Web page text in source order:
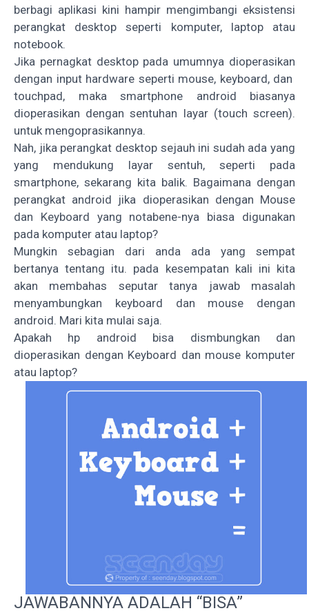
berbagi aplikasi kini hampir mengimbangi eksistensi
perangkat desktop seperti komputer, laptop atau
notebook.
Jika pernagkat desktop pada umumnya dioperasikan
dengan input hardware seperti mouse, keyboard, dan
touchpad, maka smartphone android biasanya
dioperasikan dengan sentuhan layar (touch screen).
untuk mengoprasikannya.
Nah, jika perangkat desktop sejauh ini sudah ada yang
yang mendukung layar sentuh, seperti pada
smartphone, sekarang kita balik. Bagaimana dengan
perangkat android jika dioperasikan dengan Mouse
dan Keyboard yang notabene-nya biasa digunakan
pada komputer atau laptop?
Mungkin sebagian dari anda ada yang sempat
bertanya tentang itu. pada kesempatan kali ini kita
akan membahas seputar tanya jawab masalah
menyambungkan keyboard dan mouse dengan
android. Mari kita mulai saja.
Apakah hp android bisa dismbungkan dan
dioperasikan dengan Keyboard dan mouse komputer
atau laptop?
JAWABANNYA ADALAH “BISA”